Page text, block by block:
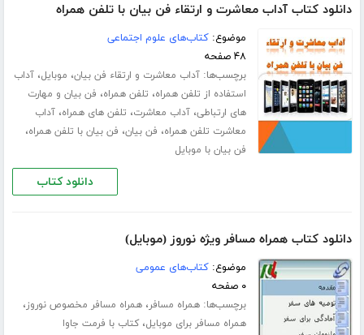
دانلود کتاب آداب معاشرت و ارتقاء فن بیان با تلفن همراه
موضوع:کتاب‌های علوم اجتماعی
۴۸ صفحه
برچسب‌ها:آداب معاشرت و ارتقاء فن بیان، موبایل،آداب
استفاده از تلفن همراه، تلفن همراه، فن بیان و مهارت
های ارتباطی،آداب معاشرت، تلفن های همراه،آداب
معاشرت تلفن همراه، فن بیان، فن بیان با تلفن همراه،
فن بیان با موبایل
دانلود کتاب
دانلود کتاب همراه مسافر ویژه نوروز (موبایل)
موضوع:کتاب‌های عمومی
۰ صفحه
برچسب‌ها:همراه مسافر،همراه مسافر مخصوص نوروز،
همراه مسافر برای موبایل،کتاب با فرمت جاوا